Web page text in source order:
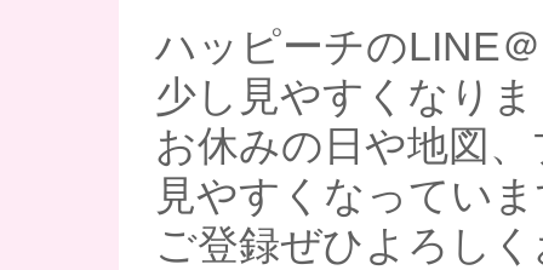
ハッピーチのLINE
少し見やすくなり
お休みの日や地図
見やすくなってい
ご登録ぜひよろし